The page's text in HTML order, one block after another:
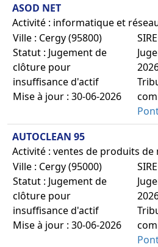
ASOD NET
Activité : informatique et
Ville : Cergy (95800)
Statut : Jugement de
clôture pour
insuffisance d'actif
Mise à jour : 30-06-2026
AUTOCLEAN 95
Activité : ventes de produits de
Ville : Cergy (95000)
Statut : Jugement de
clôture pour
insuffisance d'actif
Mise à jour : 30-06-2026